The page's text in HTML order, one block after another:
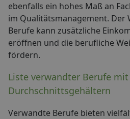
ebenfalls ein hohes Maß an
im Qualitätsmanagement. Der
Berufe kann zusätzliche
eröffnen und die berufliche
fördern.
Liste verwandter Berufe mit
Durchschnittsgehältern
Verwandte Berufe bieten